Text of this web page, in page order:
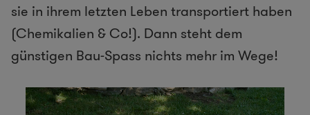
sie in ihrem letzten Leben transportiert haben
(Chemikalien & Co!). Dann steht dem
günstigen Bau-Spass nichts mehr im Wege!